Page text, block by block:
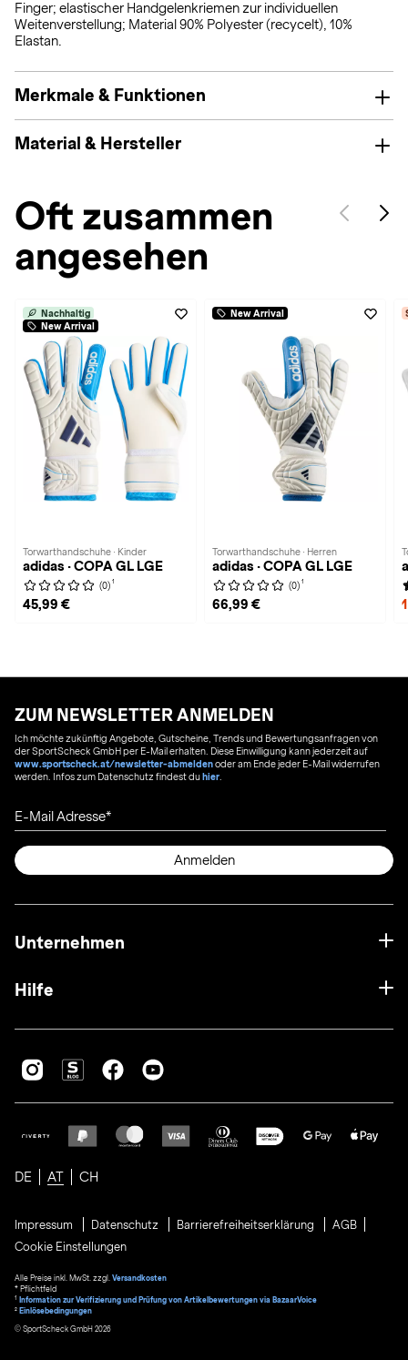
Finger; elastischer Handgelenkriemen zur individuellen
Weitenverstellung; Material 90% Polyester (recycelt), 10%
Elastan.
Merkmale & Funktionen
Material & Hersteller
Oft zusammen
angesehen
Nachhaltig
New Arrival
Torwarthandschuhe · Kinder
adidas · COPA GL LGE
(0) 1
45,99 €
New Arrival
Torwarthandschuhe · Herren
adidas · COPA GL LGE
(0) 1
66,99 €
ZUM NEWSLETTER ANMELDEN
Ich möchte zukünftig Angebote, Gutscheine, Trends und Bewertungsanfragen von
der SportScheck GmbH per E-Mail erhalten. Diese Einwilligung kann jederzeit auf
www.sportscheck.at/newsletter-abmeldenoder am Ende jeder E-Mail widerrufen
werden. Infos zum Datenschutz findest duhier
E-Mail Adresse
Anmelden
Unternehmen
Hilfe
DE AT CH
Impressum Datenschutz Barrierefreiheitserklärung
AGB
Cookie Einstellungen
Alle Preise inkl. MwSt. zzgl. Versandkosten
* Pflichtfeld
1
Information zur Verifizierung und Prüfung von Artikelbewertungen via BazaarVoice
² Einlösebedingungen
© SportScheck GmbH 2026